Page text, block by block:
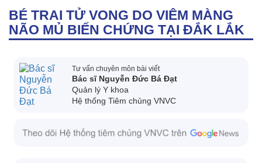
BÉ TRAI TỬ VONG DO VIÊM MÀNG
NÃO MỦ BIẾN CHỨNG TẠI ĐẮK LẮK
Tư vấn chuyên môn bài viết
Bác sĩ Nguyễn Đức Bá Đạt
Quản lý Y khoa
Hệ thống Tiêm chủng VNVC